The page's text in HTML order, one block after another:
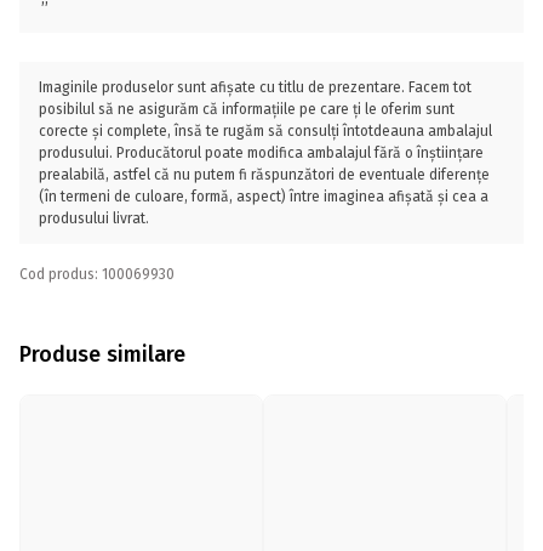
Imaginile produselor sunt afișate cu titlu de prezentare. Facem tot
posibilul să ne asigurăm că informațiile pe care ți le oferim sunt
corecte și complete, însă te rugăm să consulți întotdeauna ambalajul
produsului. Producătorul poate modifica ambalajul fără o înștiințare
prealabilă, astfel că nu putem fi răspunzători de eventuale diferențe
(în termeni de culoare, formă, aspect) între imaginea afișată și cea a
produsului livrat.
Cod produs: 100069930
Produse similare